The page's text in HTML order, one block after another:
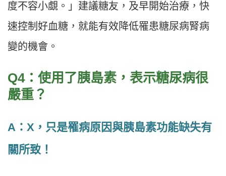
度不容小覷。」建議糖友，及早開始治療，快
速控制好血糖，就能有效降低罹患糖尿病腎病
變的機會。
Q4：使用了胰島素，表示糖尿病很
嚴重？
A：X，只是罹病原因與胰島素功能缺失有
關所致！